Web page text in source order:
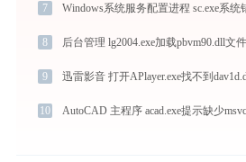
7
8 后台管理 lg2004.exe加载pbvm90.dll文
9 迅雷影音 打开APlayer.exe找不到
10